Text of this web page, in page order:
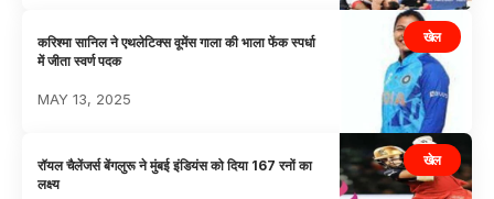
खेल
करिश्मा सानिल ने एथलेटिक्स वूमेंस गाला की भाला फेंक स्पर्धा
में जीता स्वर्ण पदक
MAY 13, 2025
खेल
रॉयल चैलेंजर्स बेंगलुरू ने मुंबई इंडियंस को दिया 167 रनों का
लक्ष्य